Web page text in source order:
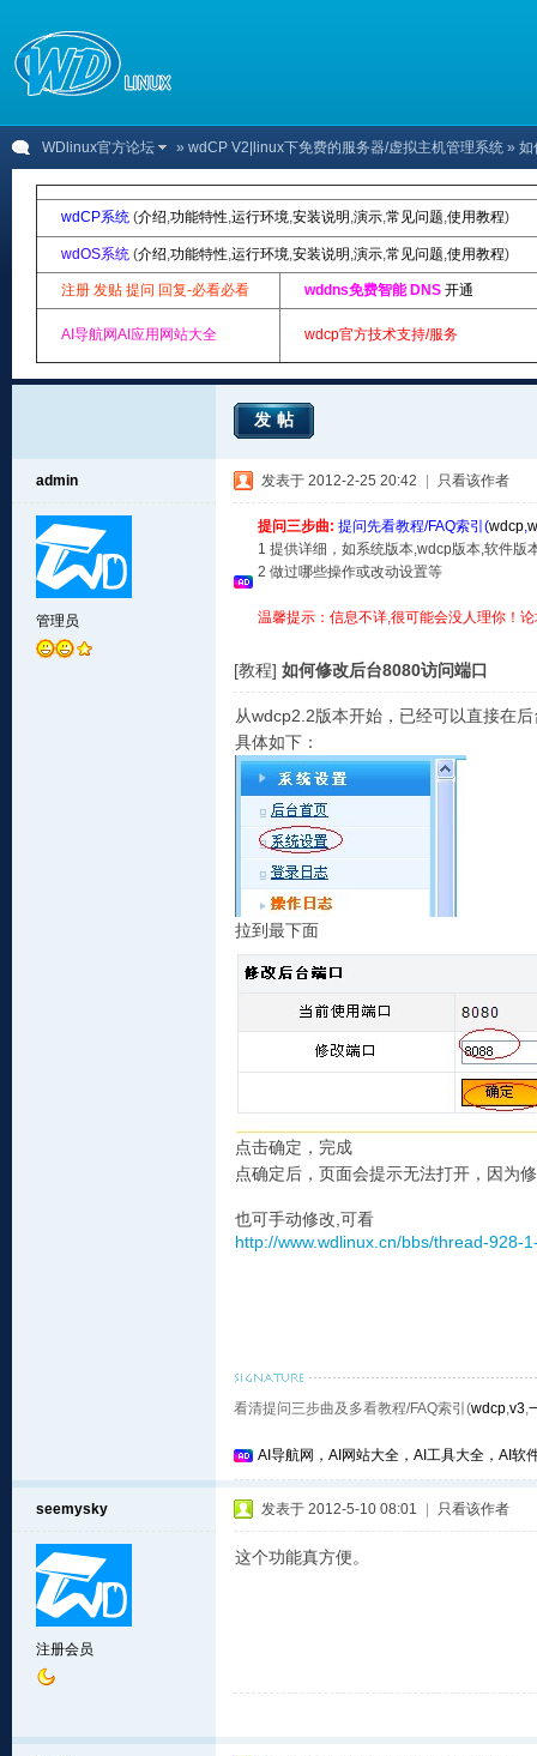
WDlinux官方论坛 » wdCP V2|linux下免费的服务器/虚拟主机管理系统 » 如
wdCP系统 (介绍,功能特性,运行环境,安装说明 ,演示,常见问题,使用教程)
wdOS系统 (介绍,功能特性,运行环境,安装说明 ,演示,常见问题,使用教程)
注册 发贴 提问 回复-必看必看 wddns免费智能 DNS 开通
AI导航网AI应用网站大全 wdcp官方技术支持/服务
发帖
admin
管理员
发表于 2012-2-25 20:42 只看该作者
提问三步曲: 提问先看教程/FAQ索引(wdcp,
1 提供详细，如系统版本,wdcp版本,软件版
2 做过哪些操作或改动设置等
温馨提示：信息不详,很可能会没人理你！
[教程] 如何修改后台8080访问端口
从wdcp2.2版本开始，已经可以直接在
具体如下：
拉到最下面
点击确定，完成
点确定后，页面会提示无法打开，因为
也可手动修改,可看
http://www.wdlinux.cn/bbs/thread-928-
看清提问三步曲及多看教程/FAQ索引(wdcp,v3,
AI导航网，AI网站大全，AI工具大全，AI软
seemysky
注册会员
发表于 2012-5-10 08:01 只看该作者
这个功能真方便。